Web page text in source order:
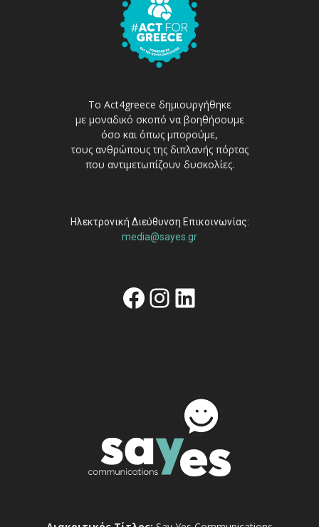
Το Act4greece δημιουργήθηκε
με μοναδικό σκοπό να βοηθήσουμε
όσο και όπως μπορούμε,
τους ανθρώπους της διπλανής πόρτας
που αντιμετωπίζουν δυσκολίες.
Ηλεκτρονική Διεύθυνση Επικοινωνίας:
media@sayes.gr
Facebook
Instagram
Linkedin